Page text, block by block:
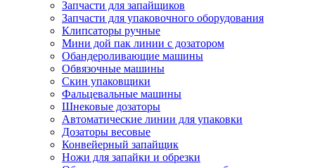
Запчасти для запайщиков
Запчасти для упаковочного оборудования
Клипсаторы ручные
Мини дой пак линии с дозатором
Обандероливающие машины
Обвязочные машины
Скин упаковщики
Фальцевальные машины
Шнековые дозаторы
Автоматические линии для упаковки
Дозаторы весовые
Конвейерный запайщик
Ножи для запайки и обрезки